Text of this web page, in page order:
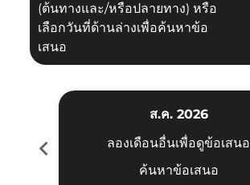
(ต้นทางและ/หรือปลายทาง) หรือ
เลือกวันที่ด้านล่างเพื่อค้นหาข้อ
เสนอ
chevron_left
ส.ค. 2026
ลองเดือนอื่นเพื่อดูข้อเสนอ
ค้นหาข้อเสนอ